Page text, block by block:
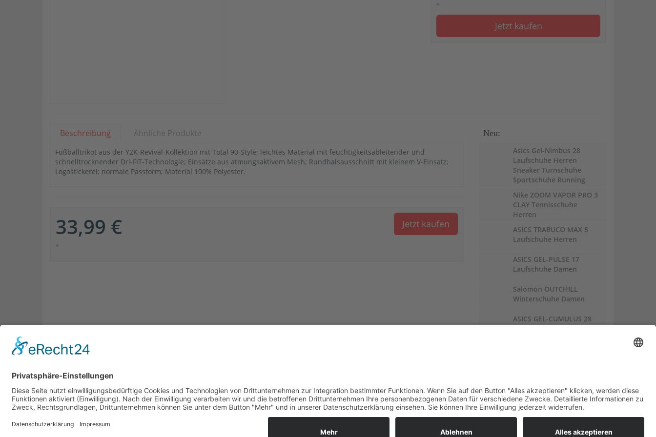
*
Jetzt kaufen
Beschreibung Ähnliche Produkte
Fußballtrikot aus der Y2K-Revival-Kollektion mit Total 90-Style; leichtes Material mit feuchtigkeitsableitender und
schnelltrocknender Dri-FIT-Technologie; Einsätze aus atmungsaktivem Mesh; Rundhalsausschnitt mit kleinem V-Einsatz;
Logostickerei; normale Passform; Material 100% Polyester.
33,99 €
*
Jetzt kaufen
Neu:
Asics Gel-Nimbus 28
Laufschuhe Herren
Sneaker Turnschuhe
Sportschuhe Running
Nike ZOOM VAPOR PRO 3
CLAY Tennisschuhe
Herren
ASICS TRABUCO MAX 5
Laufschuhe Herren
ASICS GEL-PULSE 17
Laufschuhe Damen
Salomon OUTCHILL
Winterschuhe Damen
ASICS GEL-CUMULUS 28